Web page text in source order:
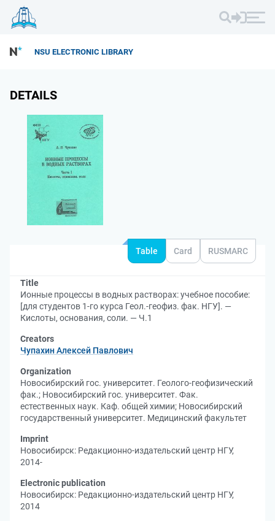
NSU ELECTRONIC LIBRARY
DETAILS
Table Card RUSMARC
Title
Ионные процессы в водных растворах: учебное пособие:
[для студентов 1-го курса Геол.-геофиз. фак. НГУ]. —
Кислоты, основания, соли. — Ч.1
Creators
Чупахин Алексей Павлович
Organization
Новосибирский гос. университет. Геолого-геофизический
фак.; Новосибирский гос. университет. Фак.
естественных наук. Каф. общей химии; Новосибирский
государственный университет. Медицинский факультет
Imprint
Новосибирск: Редакционно-издательский центр НГУ,
2014-
Electronic publication
Новосибирск: Редакционно-издательский центр НГУ,
2014